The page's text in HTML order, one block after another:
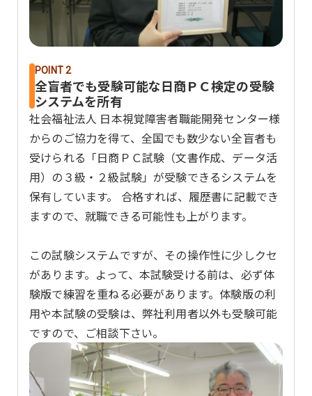
POINT 2
全盲者でも受験可能な日商ＰＣ検定の受験
システムを所有
社会福祉法人 日本視覚障害者職能開発センター様
からのご協力を得て、全国でも数少ない全盲者も
受けられる「日商ＰＣ試験（文書作成、データ活
用）の３級・２級試験」が受験できるシステムを
保有しています。 合格すれば、履歴書に記載でき
ますので、就職できる可能性も上がります。
この試験システムですが、その操作性に少しクセ
があります。よって、本試験受ける前は、必ず体
験版で練習を重ねる必要があります。体験版の利
用や本試験の受験は、弊社利用者以外も受験可能
ですので、ご相談下さい。